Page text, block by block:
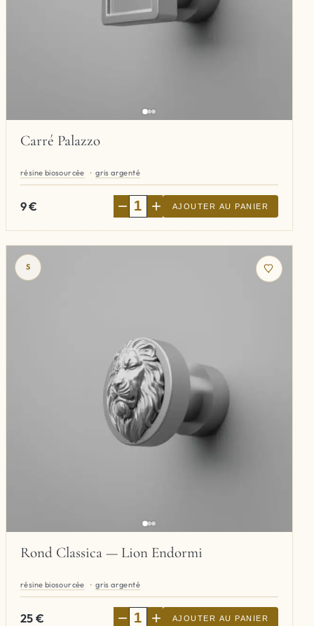
Carré Palazzo
résine biosourcée gris argenté
9€ − + AJOUTER AU PANIER
S
Rond Classica — Lion Endormi
résine biosourcée gris argenté
25€ − + AJOUTER AU PANIER